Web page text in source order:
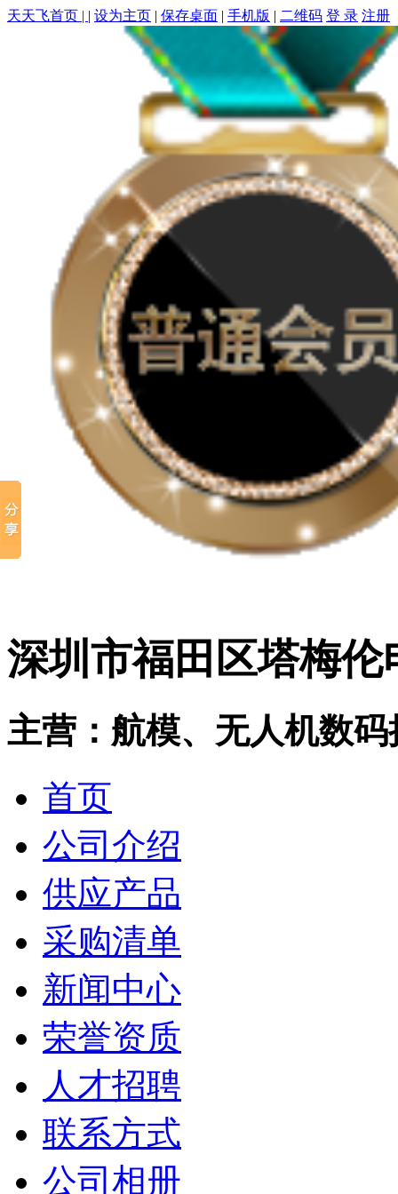
天天飞首页 | | 设为主页 | 保存桌面 | 手机版 | 二维码 登 录 注册
深圳市福田区塔梅伦
主营：航模、无人机数
首页
公司介绍
供应产品
采购清单
新闻中心
荣誉资质
人才招聘
联系方式
公司相册